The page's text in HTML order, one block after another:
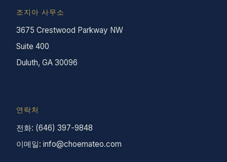
조지아 사무소
3675 Crestwood Parkway NW
Suite 400
Duluth, GA 30096
연락처
전화: (646) 397-9848
이메일: info@choemateo.com